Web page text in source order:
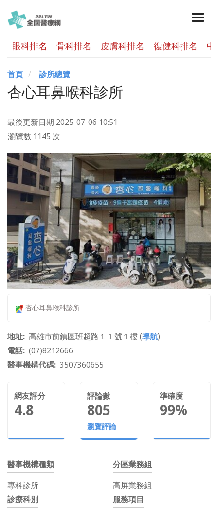
眼科排名 骨科排名 皮膚科排名 復健科排名
首頁 診所總覽
杏心耳鼻喉科診所
最後更新日期 2025-07-06 10:51
瀏覽數 1145 次
杏心耳鼻喉科診所
地址 高雄市前鎮區班超路１１號１樓 (導航)
電話 (07)8212666
醫事機構代碼 3507360655
網友評分
4.8
評論數
805
瀏覽評論
準確度
99%
醫事機構種類
專科診所
分區業務組
高屏業務組
診療科別
服務項目